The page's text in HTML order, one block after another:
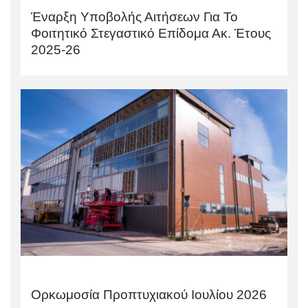
Έναρξη Υποβολής Αιτήσεων Για Το
Φοιτητικό Στεγαστικό Επίδομα Ακ. Έτους
2025-26
Ορκωμοσία Προπτυχιακού Ιουλίου 2026